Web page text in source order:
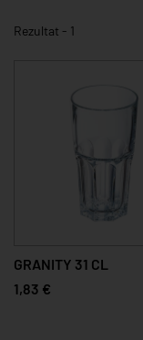
Rezultat - 1
GRANITY 31 CL
1,83 €